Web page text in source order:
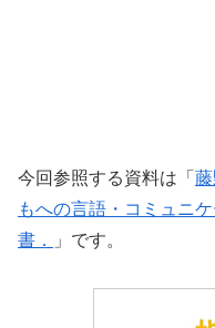
今回参照する資料は「
もへの言語・コミュニ
書．
」です。